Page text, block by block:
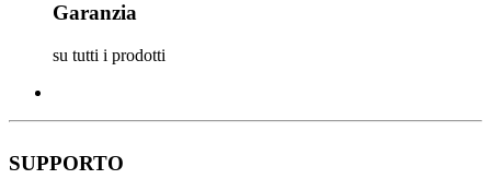
Garanzia
su tutti i prodotti
SUPPORTO